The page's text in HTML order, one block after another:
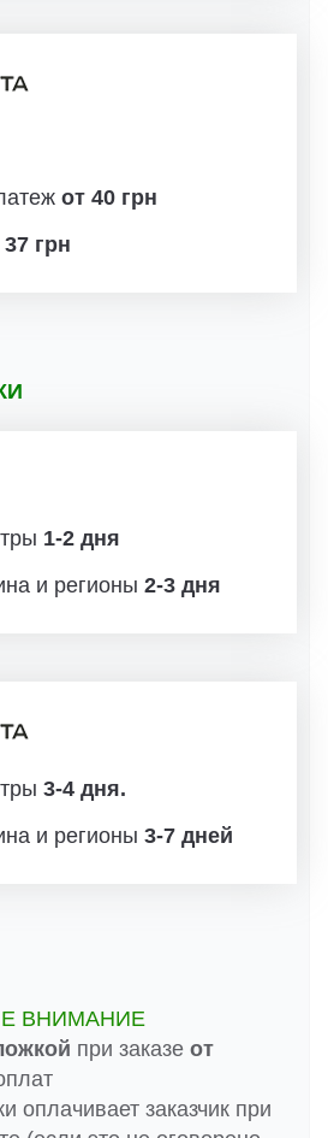
от 40 грн
37 грн
1-2 дня
и регионы 2-3 дня
3-4 дня.
и регионы 3-7 дней
ВНИМАНИЕ
при заказе от
оплачивает заказчик при